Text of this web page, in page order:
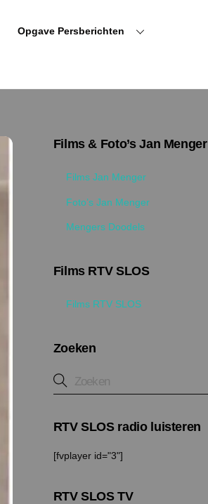
Opgave Persberichten
Films & Foto’s Jan Menger
Films Jan Menger
Foto’s Jan Menger
Mengers Doodels
Films RTV SLOS
Films RTV SLOS
Zoeken
RTV SLOS radio luisteren
[fvplayer id="3"]
RTV SLOS TV